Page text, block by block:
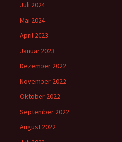
Juli 2024
Mai 2024
April 2023
Januar 2023
Dezember 2022
November 2022
Oktober 2022
September 2022
August 2022